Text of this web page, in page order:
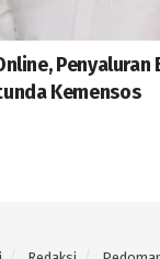
Penyaluran
Kemensos